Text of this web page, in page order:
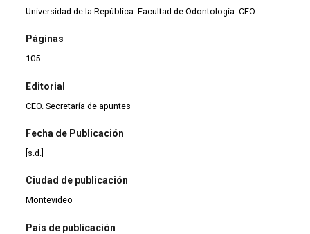
Universidad de la República. Facultad de Odontología. CEO
Páginas
105
Editorial
CEO. Secretaría de apuntes
Fecha de Publicación
[s.d.]
Ciudad de publicación
Montevideo
País de publicación